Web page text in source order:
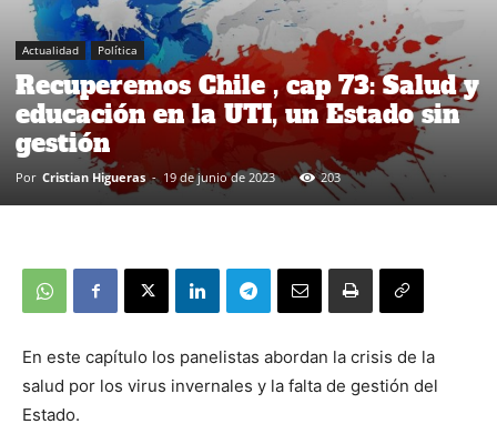
Actualidad Política
Recuperemos Chile , cap 73: Salud y
educación en la UTI, un Estado sin
gestión
Por Cristian Higueras - 19 de junio de 2023 203
En este capítulo los panelistas abordan la crisis de la
salud por los virus invernales y la falta de gestión del
Estado.